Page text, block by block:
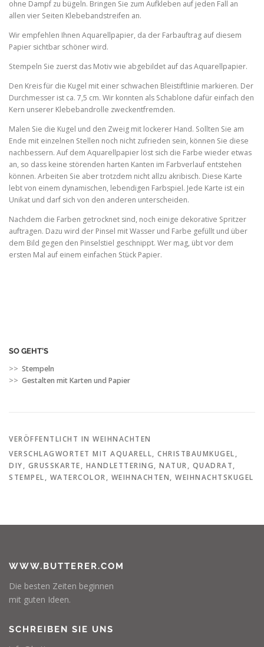
ohne Dampf zu bügeln. Bringen Sie zum Aufkleben auf jeden Fall an
allen vier Seiten Klebebandstreifen an.
Wir empfehlen Ihnen Aquarellpapier, da der Farbauftrag auf diesem
Papier sichtbar schöner wird.
Stempeln Sie zuerst das Motiv wie abgebildet auf das Aquarellpapier.
Den Kreis für die Kugel mit einer schwachen Bleistiftlinie markieren. Der
Durchmesser ist ca. 7,5 cm. Wir konnten als Schablone dafür einfach den
Kern unserer Klebebandrolle zweckentfremden.
Malen Sie die Kugel und den Zweig mit lockerer Hand. Sollten Sie am
Ende mit einzelnen Stellen noch nicht zufrieden sein, können Sie diese
nachbessern. Auf dem Aquarellpapier löst sich die Farbe wieder etwas
an, so dass keine störenden harten Kanten im Farbverlauf entstehen
können. Arbeiten Sie aber trotzdem nicht allzu akribisch. Diese Karte
lebt von einem dynamischen, lebendigen Farbspiel. Jede Karte ist ein
Unikat und darf sich von den anderen unterscheiden.
Nachdem die Farben getrocknet sind, noch einige dekorative Spritzer
auftragen. Dazu wird der Pinsel mit Wasser und Farbe gefüllt und über
dem Bild gegen den Pinselstiel geschnippt. Wer mag, übt vor dem
ersten Mal auf einem einfachen Stück Papier.
SO GEHT’S
>> Stempeln
>> Gestalten mit Karten und Papier
VERÖFFENTLICHT IN WEIHNACHTEN
VERSCHLAGWORTET MIT AQUARELL, CHRISTBAUMKUGEL,
DIY, GRUSSKARTE , HANDLETTERING, NATUR, QUADRAT,
STEMPEL, WATERCOLOR, WEIHNACHTEN, WEIHNACHTSKUGEL
WWW.BUTTERER.COM
Die besten Zeiten beginnen
mit guten Ideen.
SCHREIBEN SIE UNS